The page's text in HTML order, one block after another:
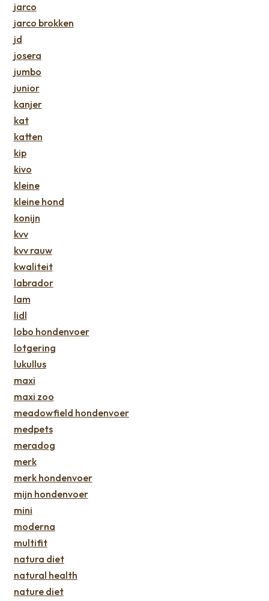
jarco
jarco brokken
jd
josera
jumbo
junior
kanjer
kat
katten
kip
kivo
kleine
kleine hond
konijn
kvv
kvv rauw
kwaliteit
labrador
lam
lidl
lobo hondenvoer
lotgering
lukullus
maxi
maxi zoo
meadowfield hondenvoer
medpets
meradog
merk
merk hondenvoer
mijn hondenvoer
mini
moderna
multifit
natura diet
natural health
nature diet